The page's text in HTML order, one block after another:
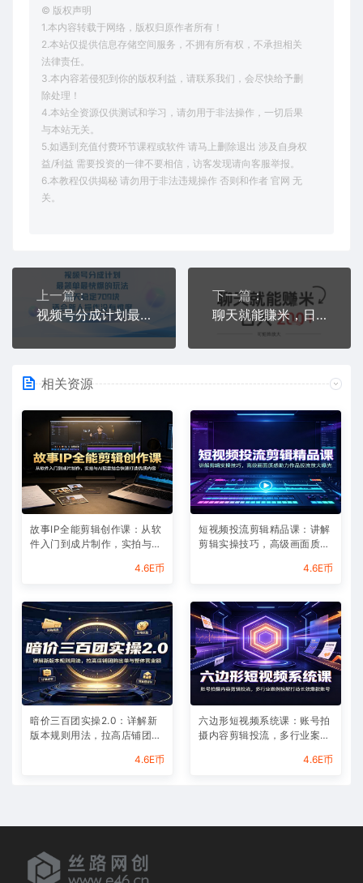
© 版权声明
1.本内容转载于网络，版权归原作者所有！
2.本站仅提供信息存储空间服务，不拥有所有权，不承担相关
法律责任。
3.本内容若侵犯到你的版权利益，请联系我们，会尽快给予删
除处理！
4.本站全资源仅供测试和学习，请勿用于非法操作，一切后果
与本站无关。
5.如遇到充值付费环节课程或软件 请马上删除退出 涉及自身权
益/利益 需要投资的一律不要相信，访客发现请向客服举报。
6.本教程仅供揭秘 请勿用于非法违规操作 否则和作者 官网 无
关。
上一篇：
视频号分成计划最简单最快爆的玩法每天稳定7张适合新人操作没有难度
下一篇：
聊天就能賺米，日入2张+，随时可做
相关资源
故事IP全能剪辑创作课：从软
件入门到成片制作，实拍与AI
4.6E币
短视频投流剪辑精品课：讲解
剪辑实操技巧，高级画面质感
4.6E币
暗价三百团实操2.0：详解新
版本规则用法，拉高店铺团购
4.6E币
六边形短视频系统课：账号拍
摄内容剪辑投流，多行业案例
4.6E币